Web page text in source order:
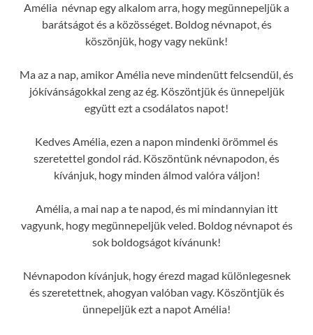
Amélia névnap egy alkalom arra, hogy megünnepeljük a
barátságot és a közösséget. Boldog névnapot, és
köszönjük, hogy vagy nekünk!
Ma az a nap, amikor Amélia neve mindenütt felcsendül, és
jókívánságokkal zeng az ég. Köszöntjük és ünnepeljük
együtt ezt a csodálatos napot!
Kedves Amélia, ezen a napon mindenki örömmel és
szeretettel gondol rád. Köszöntünk névnapodon, és
kívánjuk, hogy minden álmod valóra váljon!
Amélia, a mai nap a te napod, és mi mindannyian itt
vagyunk, hogy megünnepeljük veled. Boldog névnapot és
sok boldogságot kívánunk!
Névnapodon kívánjuk, hogy érezd magad különlegesnek
és szeretettnek, ahogyan valóban vagy. Köszöntjük és
ünnepeljük ezt a napot Amélia!